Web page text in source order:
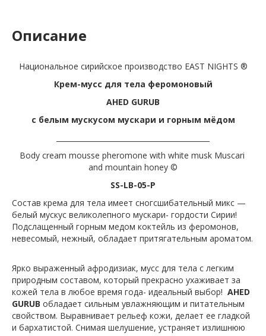
Описание
Национальное сирийское производство EAST NIGHTS ®
Крем-мусс для тела феромоновый
AHED GURUB
с белым мускусом мускари и горным мёдом
Body cream mousse pheromone with white musk Muscari
and mountain honey ©
SS-LB-05-P
Состав крема для тела имеет сногсшибательный микс —
белый мускус великолепного мускари- гордости Сирии!
Подслащенный горным медом коктейль из феромонов,
невесомый, нежный, обладает притягательным ароматом.
Ярко выраженный афродизиак, мусс для тела с легким
природным составом, который прекрасно ухаживает за
кожей тела в любое время года- идеальный выбор! AHED
GURUB обладает сильным увлажняющим и питательным
свойством. Выравнивает рельеф кожи, делает ее гладкой
и бархатистой. Снимая шелушение, устраняет излишнюю